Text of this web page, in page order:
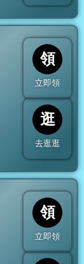
領
立即領
逛
去逛逛
領
立即領